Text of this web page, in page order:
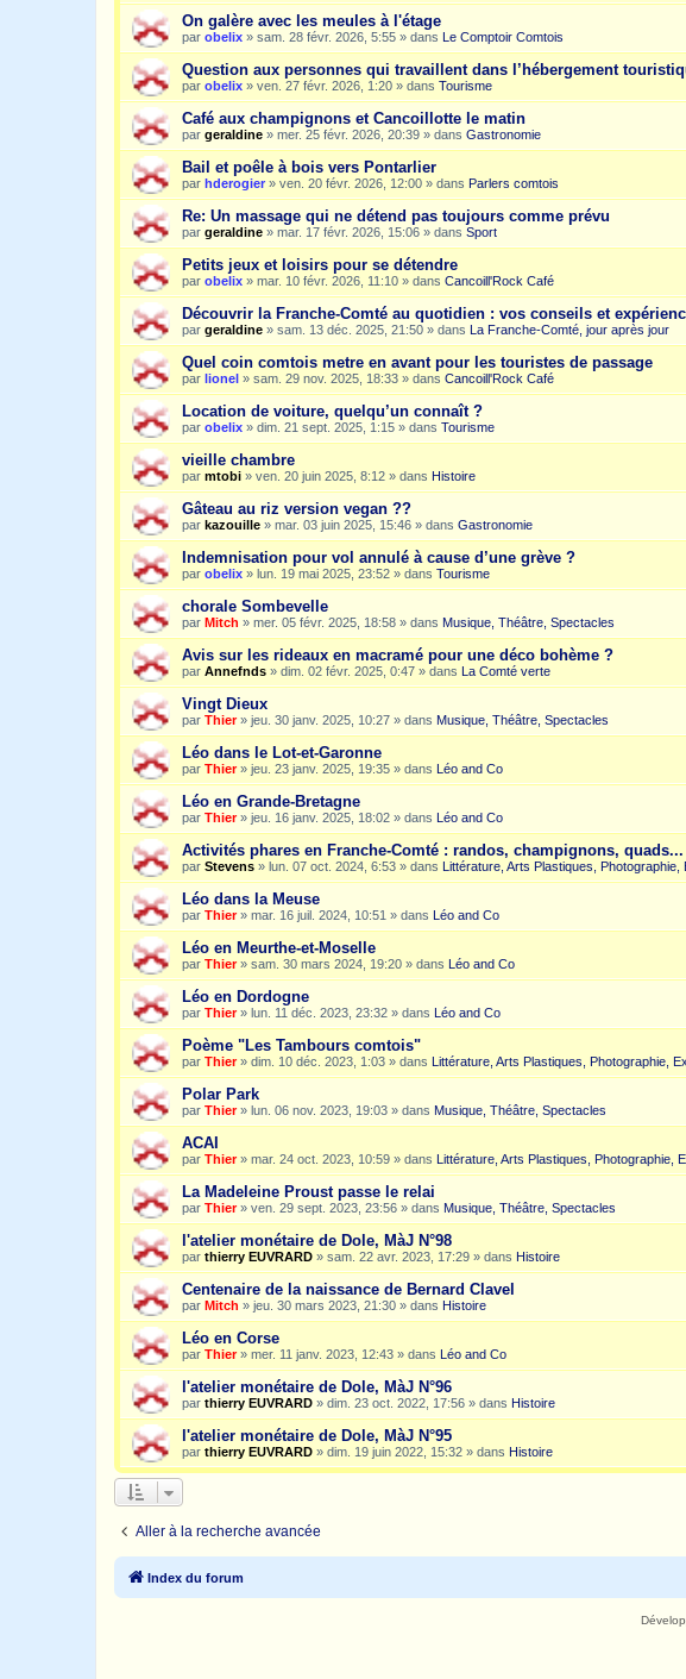
On galère avec les meules à l'étage
par obelix » sam. 28 févr. 2026, 5:55 » dans Le Comptoir Comtois
Question aux personnes qui travaillent dans l’hébergement
par obelix » ven. 27 févr. 2026, 1:20 » dans Tourisme
Café aux champignons et Cancoillotte le matin
par geraldine » mer. 25 févr. 2026, 20:39 » dans Gastronomie
Bail et poêle à bois vers Pontarlier
par hderogier » ven. 20 févr. 2026, 12:00 » dans Parlers comtois
Re: Un massage qui ne détend pas toujours comme prévu
par geraldine » mar. 17 févr. 2026, 15:06 » dans Sport
Petits jeux et loisirs pour se détendre
par obelix » mar. 10 févr. 2026, 11:10 » dans Cancoill'Rock Café
Découvrir la Franche-Comté au quotidien : vos conseils et
par geraldine » sam. 13 déc. 2025, 21:50 » dans La Franche-Comté, jour après jour
Quel coin comtois metre en avant pour les touristes de passage
par lionel » sam. 29 nov. 2025, 18:33 » dans Cancoill'Rock Café
Location de voiture, quelqu’un connaît ?
par obelix » dim. 21 sept. 2025, 1:15 » dans Tourisme
vieille chambre
par mtobi » ven. 20 juin 2025, 8:12 » dans Histoire
Gâteau au riz version vegan ??
par kazouille » mar. 03 juin 2025, 15:46 » dans Gastronomie
Indemnisation pour vol annulé à cause d’une grève ?
par obelix » lun. 19 mai 2025, 23:52 » dans Tourisme
chorale Sombevelle
par Mitch » mer. 05 févr. 2025, 18:58 » dans Musique, Théâtre, Spectacles
Avis sur les rideaux en macramé pour une déco bohème ?
par Annefnds » dim. 02 févr. 2025, 0:47 » dans La Comté verte
Vingt Dieux
par Thier» jeu. 30 janv. 2025, 10:27 » dans Musique, Théâtre, Spectacles
Léo dans le Lot-et-Garonne
par Thier» jeu. 23 janv. 2025, 19:35 » dans Léo and Co
Léo en Grande-Bretagne
par Thier» jeu. 16 janv. 2025, 18:02 » dans Léo and Co
Activités phares en Franche-Comté : randos, champignons,
par Stevens » lun. 07 oct. 2024, 6:53 » dans Littérature, Arts Plastiques, Photographie,
Léo dans la Meuse
par Thier» mar. 16 juil. 2024, 10:51 » dans Léo and Co
Léo en Meurthe-et-Moselle
par Thier» sam. 30 mars 2024, 19:20 » dans Léo and Co
Léo en Dordogne
par Thier» lun. 11 déc. 2023, 23:32 » dans Léo and Co
Poème "Les Tambours comtois"
par Thier» dim. 10 déc. 2023, 1:03 » dans Littérature, Arts Plastiques, Photographie,
Polar Park
par Thier» lun. 06 nov. 2023, 19:03 » dans Musique, Théâtre, Spectacles
ACAI
par Thier» mar. 24 oct. 2023, 10:59 » dans Littérature, Arts Plastiques, Photographie,
La Madeleine Proust passe le relai
par Thier» ven. 29 sept. 2023, 23:56 » dans Musique, Théâtre, Spectacles
l'atelier monétaire de Dole, MàJ N°98
par thierry EUVRARD » sam. 22 avr. 2023, 17:29 » dans Histoire
Centenaire de la naissance de Bernard Clavel
par Mitch » jeu. 30 mars 2023, 21:30 » dans Histoire
Léo en Corse
par Thier» mer. 11 janv. 2023, 12:43 » dans Léo and Co
l'atelier monétaire de Dole, MàJ N°96
par thierry EUVRARD » dim. 23 oct. 2022, 17:56 » dans Histoire
l'atelier monétaire de Dole, MàJ N°95
par thierry EUVRARD » dim. 19 juin 2022, 15:32 » dans Histoire
Aller à la recherche avancée
Index du forum